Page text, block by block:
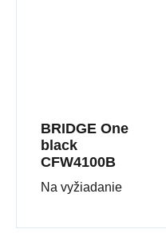
BRIDGE One
black
CFW4100B
Na vyžiadanie